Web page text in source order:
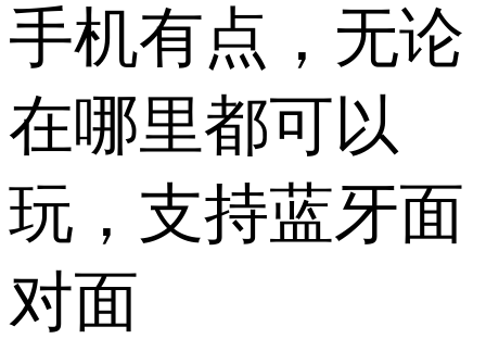
手机有点，无论
在哪里都可以
玩，支持蓝牙面
对面